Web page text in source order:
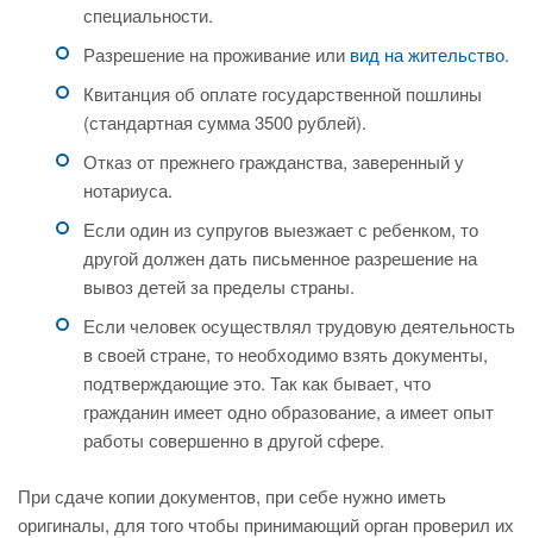
специальности.
Разрешение на проживание или вид на жительство.
Квитанция об оплате государственной пошлины
(стандартная сумма 3500 рублей).
Отказ от прежнего гражданства, заверенный у
нотариуса.
Если один из супругов выезжает с ребенком, то
другой должен дать письменное разрешение на
вывоз детей за пределы страны.
Если человек осуществлял трудовую деятельность
в своей стране, то необходимо взять документы,
подтверждающие это. Так как бывает, что
гражданин имеет одно образование, а имеет опыт
работы совершенно в другой сфере.
При сдаче копии документов, при себе нужно иметь
оригиналы, для того чтобы принимающий орган проверил их